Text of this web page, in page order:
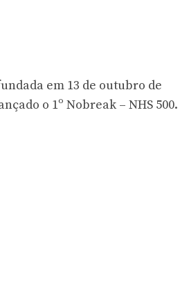
em 13 de outubro de
o 1º Nobreak – NHS 500.